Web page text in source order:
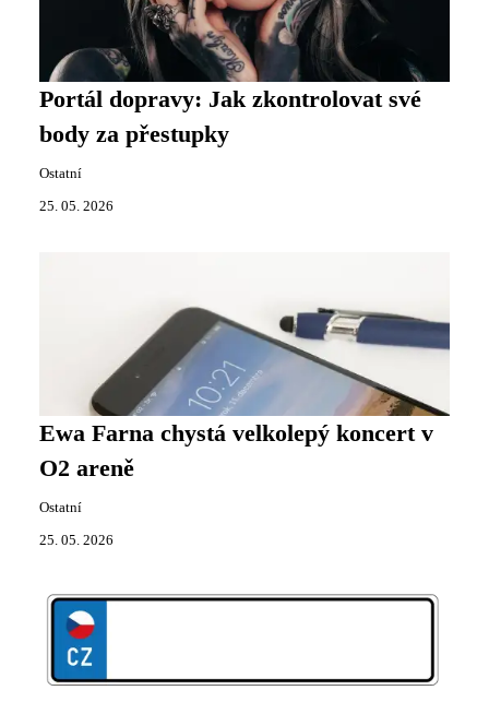
Portál dopravy: Jak zkontrolovat své
body za přestupky
Ostatní
25. 05. 2026
Ewa Farna chystá velkolepý koncert v
O2 areně
Ostatní
25. 05. 2026